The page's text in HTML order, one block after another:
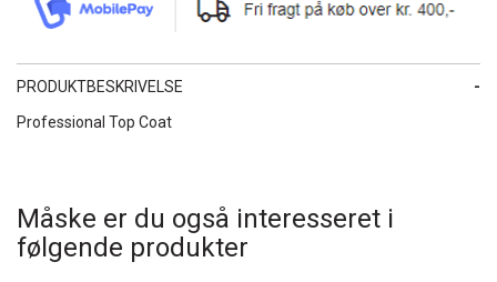
PRODUKTBESKRIVELSE
Professional Top Coat
Måske er du også interesseret i
følgende produkter